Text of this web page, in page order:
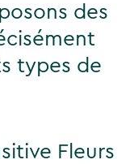
des
types de
Fleurs